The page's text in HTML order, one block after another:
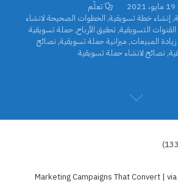
19 مايو، 2021
تعلّم
, إنشاء خطة تسويقية, الخطوات الصحيحة لانشاء
القنوات التسويقية, تحقيق الأرباح,حملة تسويقية
زيادة المبيعات, ميزانية حملة تسويقية, نصائح
, نصائح لانشاء حملة تسويقية
)